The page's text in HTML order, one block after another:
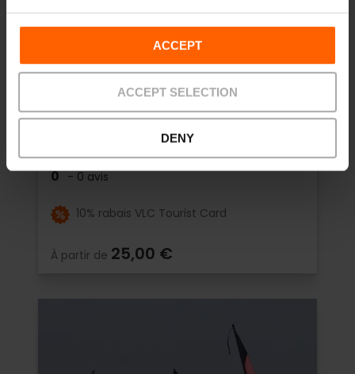
ACCEPT
ACCEPT SELECTION
DENY
Introduction au Paddle Surf
0 - 0 avis
10% rabais VLC Tourist Card
À partir de 25,00 €